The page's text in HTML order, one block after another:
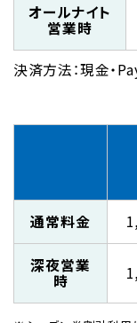
オールナイト
営業時
決済方法：現金・
通常料金
深夜営業
時